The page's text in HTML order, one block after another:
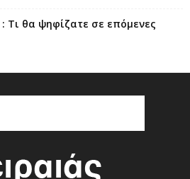
Τι θα ψηφίζατε σε επόμενες